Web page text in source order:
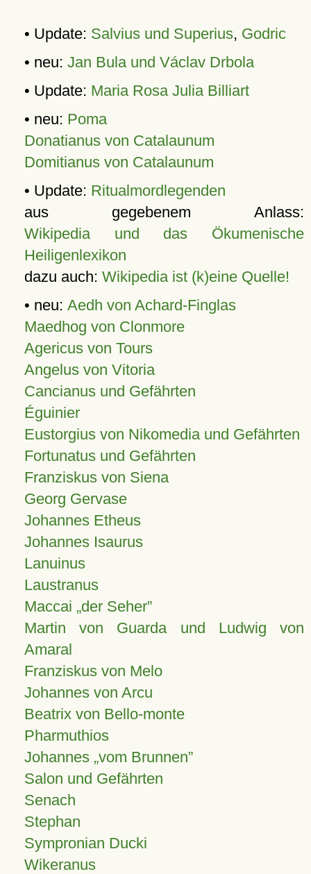
• Update: Salvius und Superius, Godric
• neu: Jan Bula und Václav Drbola
• Update: Maria Rosa Julia Billiart
• neu: Poma
Donatianus von Catalaunum
Domitianus von Catalaunum
• Update: Ritualmordlegenden
aus gegebenem Anlass:
Wikipedia und das Ökumenische
Heiligenlexikon
dazu auch: Wikipedia ist (k)eine Quelle!
• neu: Aedh von Achard-Finglas
Maedhog von Clonmore
Agericus von Tours
Angelus von Vitoria
Cancianus und Gefährten
Éguinier
Eustorgius von Nikomedia und Gefährten
Fortunatus und Gefährten
Franziskus von Siena
Georg Gervase
Johannes Etheus
Johannes Isaurus
Lanuinus
Laustranus
Maccai „der Seher”
Martin von Guarda und Ludwig von
Amaral
Franziskus von Melo
Johannes von Arcu
Beatrix von Bello-monte
Pharmuthios
Johannes vom Brunnen
Salon und Gefährten
Senach
Stephan
Sympronian Ducki
Wikeranus